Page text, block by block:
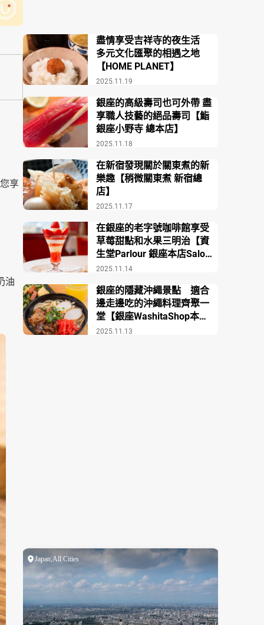
享
油
2025.11.19
盡情享受吉祥寺的夜生活
多元文化匯聚的相遇之地
【HOME PLANET】
2025.11.18
銀座的高級壽司也可外帶 盡
享職人技藝的絕品壽司【鮨
銀座小野寺 總本店】
2025.11.17
在新宿發現關於關東煮的新
樂趣【稍微關東煮 新宿總
店】
2025.11.14
在銀座的老字號咖啡館享受
草莓甜點和水果三明治【資
生堂Parlour 銀座本店Salon
de Café】
2025.11.13
銀座的隱藏沖繩景點 適合
邊走邊吃的沖繩料理齊聚一
堂【銀座WashitaShop本
店】